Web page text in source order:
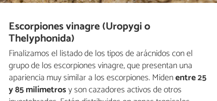
Escorpiones vinagre (Uropygi o
Thelyphonida)
Finalizamos el listado de los tipos de arácnidos con el
grupo de los escorpiones vinagre, que presentan una
apariencia muy similar a los escorpiones. Midenentre 25
y 85 milímetrosy son cazadores activos de otros